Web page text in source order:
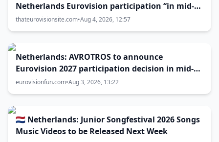
Netherlands Eurovision participation “in mid-
August”
thateurovisionsite.com•Aug 4, 2026, 12:57
Netherlands: AVROTROS to announce
Eurovision 2027 participation decision in mid-
August
eurovisionfun.com•Aug 3, 2026, 13:22
🇳🇱 Netherlands: Junior Songfestival 2026 Songs
Music Videos to be Released Next Week